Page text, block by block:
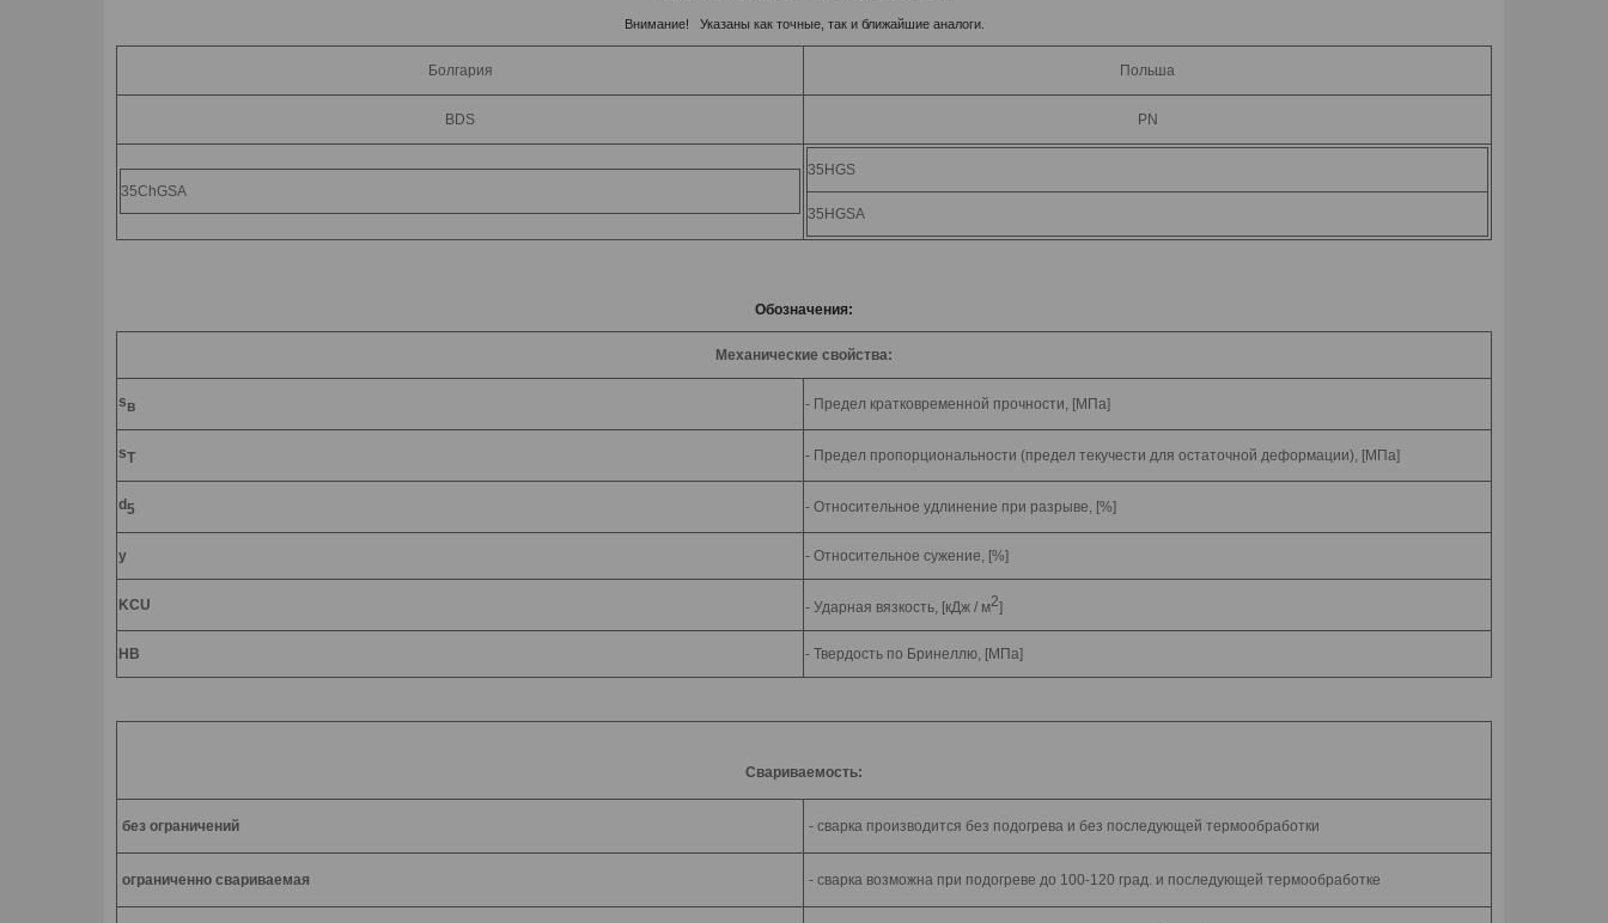
Внимание! Указаны как точные, так и ближайшие аналоги.
Болгария Польша
BDS PN
35ChGSA
35HGS
35HGSA
Обозначения:
Механические свойства:
sв - Предел кратковременной прочности, [МПа]
sT - Предел пропорциональности (предел текучести для остаточной деформации), [МПа]
d5 - Относительное удлинение при разрыве, [%]
y - Относительное сужение, [%]
KCU - Ударная вязкость, [кДж / м2]
HB - Твердость по Бринеллю, [МПа]
Свариваемость:
без ограничений - сварка производится без подогрева и без последующей термообработки
ограниченно свариваемая - сварка возможна при подогреве до 100-120 град. и последующей термообработке